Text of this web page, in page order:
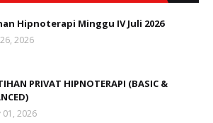
Hipnoterapi Minggu IV Juli 2026
2026
PRIVAT HIPNOTERAPI (BASIC &
01, 2026